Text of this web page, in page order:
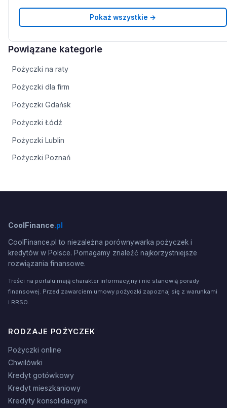
Pokaż wszystkie →
Powiązane kategorie
Pożyczki na raty
Pożyczki dla firm
Pożyczki Gdańsk
Pożyczki Łódź
Pożyczki Lublin
Pożyczki Poznań
CoolFinance.pl
CoolFinance.pl to niezależna porównywarka pożyczek i
kredytów w Polsce. Pomagamy znaleźć najkorzystniejsze
rozwiązania finansowe.
Treści na portalu mają charakter informacyjny i nie stanowią porady
finansowej. Przed zawarciem umowy pożyczki zapoznaj się z warunkami
i RRSO.
RODZAJE POŻYCZEK
Pożyczki online
Chwilówki
Kredyt gotówkowy
Kredyt mieszkaniowy
Kredyty konsolidacyjne